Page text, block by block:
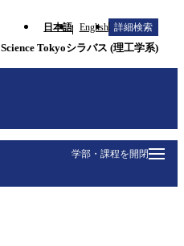
日本語 English 詳細検索
Science Tokyoシラバス (理工学系)
学部・課程を開閉